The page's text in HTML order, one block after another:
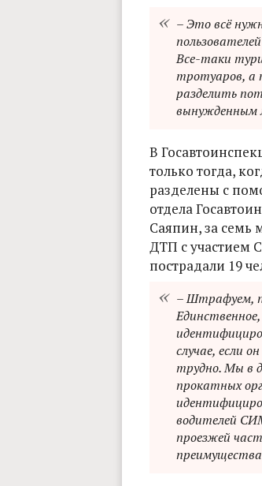
– Это всё
Все-таки
тротуаров, а
разделить
вынужденным
В
только тогда,
разделены с
отдела
Саяпин, за семь
ДТП с участием
пострадали 19
– Штрафуем,
случае, если
трудно. Мы в
прокатных
водителей
проезжей